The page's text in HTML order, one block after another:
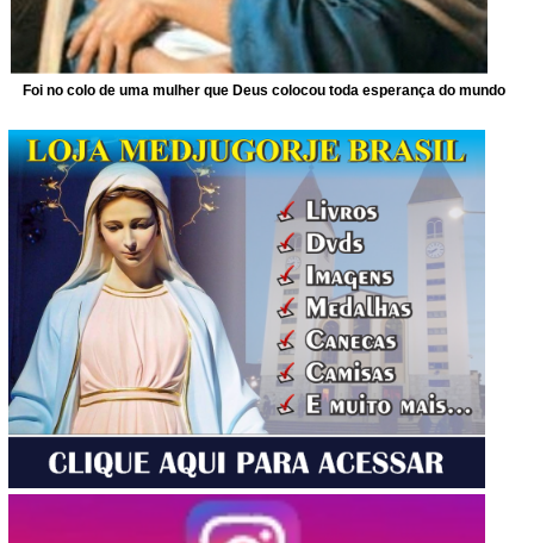
Foi no colo de uma mulher que Deus colocou toda esperança do mundo